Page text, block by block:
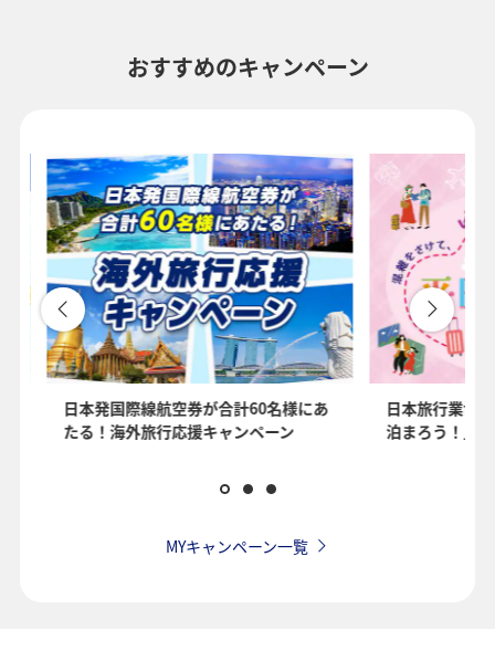
おすすめのキャンペーン
日本発国際線航空券が合計60名様にあ
たる！海外旅行応援キャンペーン
日本旅行業協
泊まろう！」
MYキャンペーン一覧